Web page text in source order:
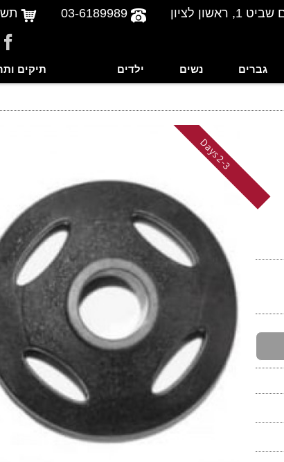
לציון 03-6189989
גברים נשים ילדים תיקים
2
-
3
D
a
y
s